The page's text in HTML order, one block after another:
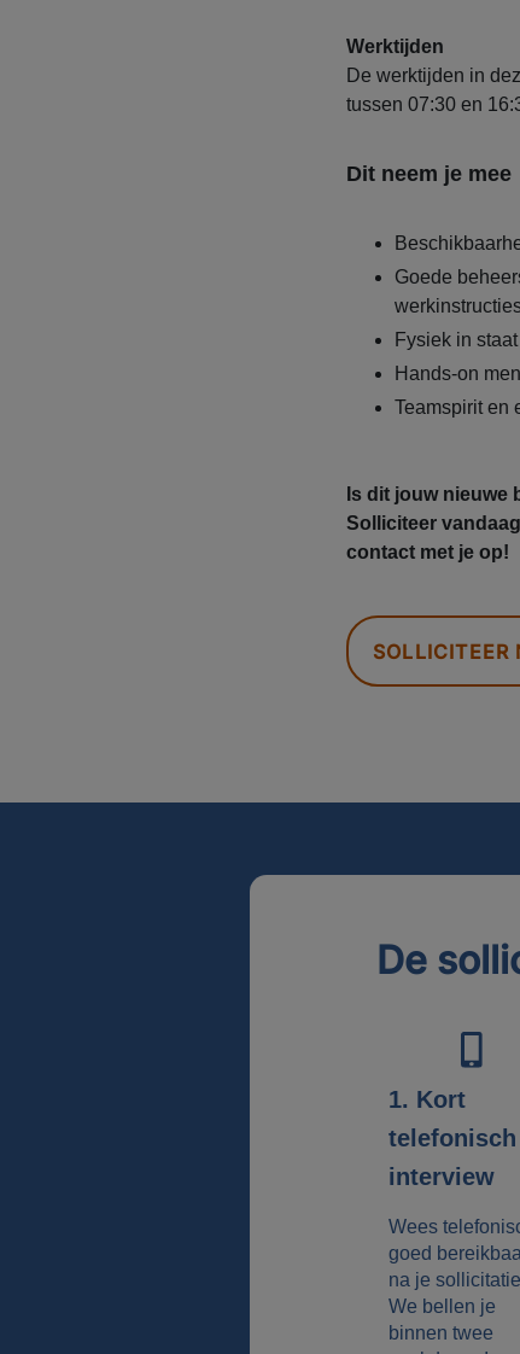
Werktijden
De werktijden in
tussen 07:30 en
Dit neem je mee
Goede
Fysiek in
Hands-on
Teamspirit en
Is dit jouw nieuwe
Solliciteer
contact met je op!
SOLLICITEER
De
1. Kort
telefonisch
interview
Wees
goed
na je
We bellen je
binnen twee